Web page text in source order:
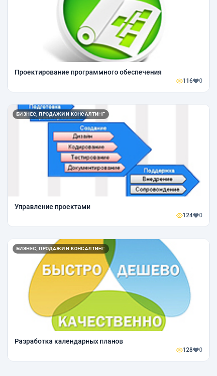
Проектирование программного обеспечения
116 0
БИЗНЕС, ПРОДАЖИ И КОНСАЛТИНГ
Управление проектами
124 0
БИЗНЕС, ПРОДАЖИ И КОНСАЛТИНГ
Разработка календарных планов
128 0